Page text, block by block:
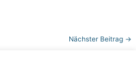
Nächster Beitrag →